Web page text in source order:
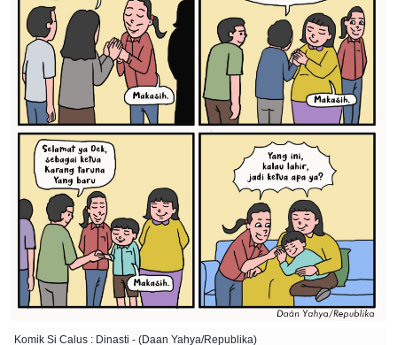
Komik Si Calus : Dinasti - (Daan Yahya/Republika)